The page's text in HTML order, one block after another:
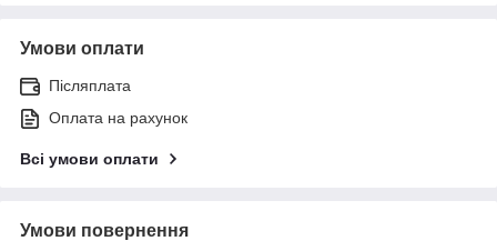
Умови оплати
Післяплата
Оплата на рахунок
Всі умови оплати
Умови повернення